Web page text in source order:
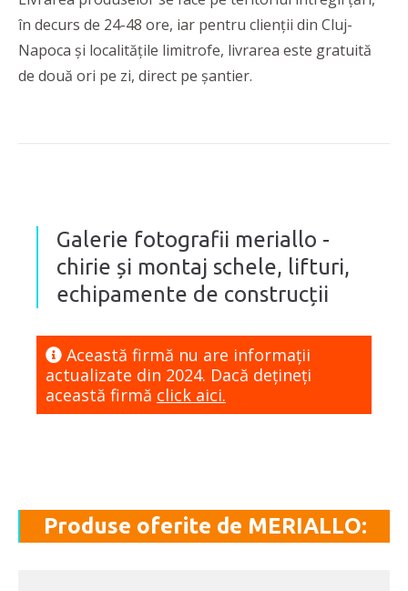
în decurs de 24-48 ore, iar pentru clienții din Cluj-
Napoca și localitățile limitrofe, livrarea este gratuită
de două ori pe zi, direct pe șantier.
Galerie fotografii meriallo -
chirie și montaj schele, lifturi,
echipamente de construcții
Această firmă nu are informaţii
actualizate din 2024. Dacă dețineți
această firmă click aici.
Produse oferite de MERIALLO: